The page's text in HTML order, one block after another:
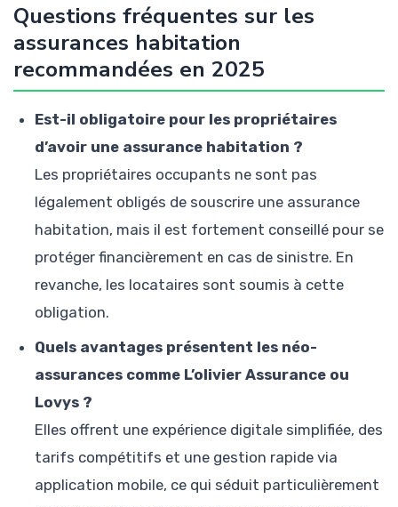
Questions fréquentes sur les
assurances habitation
recommandées en 2025
Est-il obligatoire pour les propriétaires
d’avoir une assurance habitation ?
Les propriétaires occupants ne sont pas
légalement obligés de souscrire une assurance
habitation, mais il est fortement conseillé pour se
protéger financièrement en cas de sinistre. En
revanche, les locataires sont soumis à cette
obligation.
Quels avantages présentent les néo-
assurances comme L’olivier Assurance ou
Lovys ?
Elles offrent une expérience digitale simplifiée, des
tarifs compétitifs et une gestion rapide via
application mobile, ce qui séduit particulièrement